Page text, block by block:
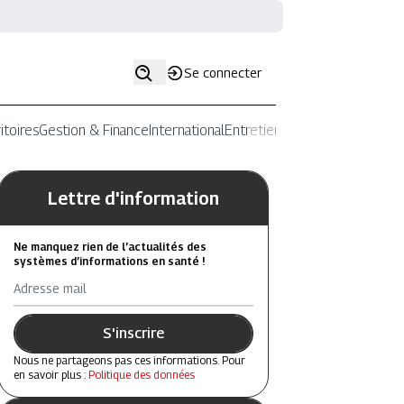
Se connecter
Gestion & FinanceInternationalEntretiens
Lettre d'information
Ne manquez rien de l’actualités des
systèmes d’informations en santé !
Adresse mail
S'inscrire
Nous ne partageons pas ces informations. Pour
en savoir plus : Politique des données